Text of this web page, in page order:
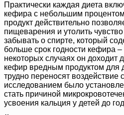
Практически каждая диета
кефира с небольшим
продукт действительно
пищеварения и утолить
забывать о спирте, который
больше срок годности кефира
некоторых случаях он доходит
кефир вредным продуктом для
трудно переносят воздействие
исследованием было
стать причиной
усвоения кальция у детей до